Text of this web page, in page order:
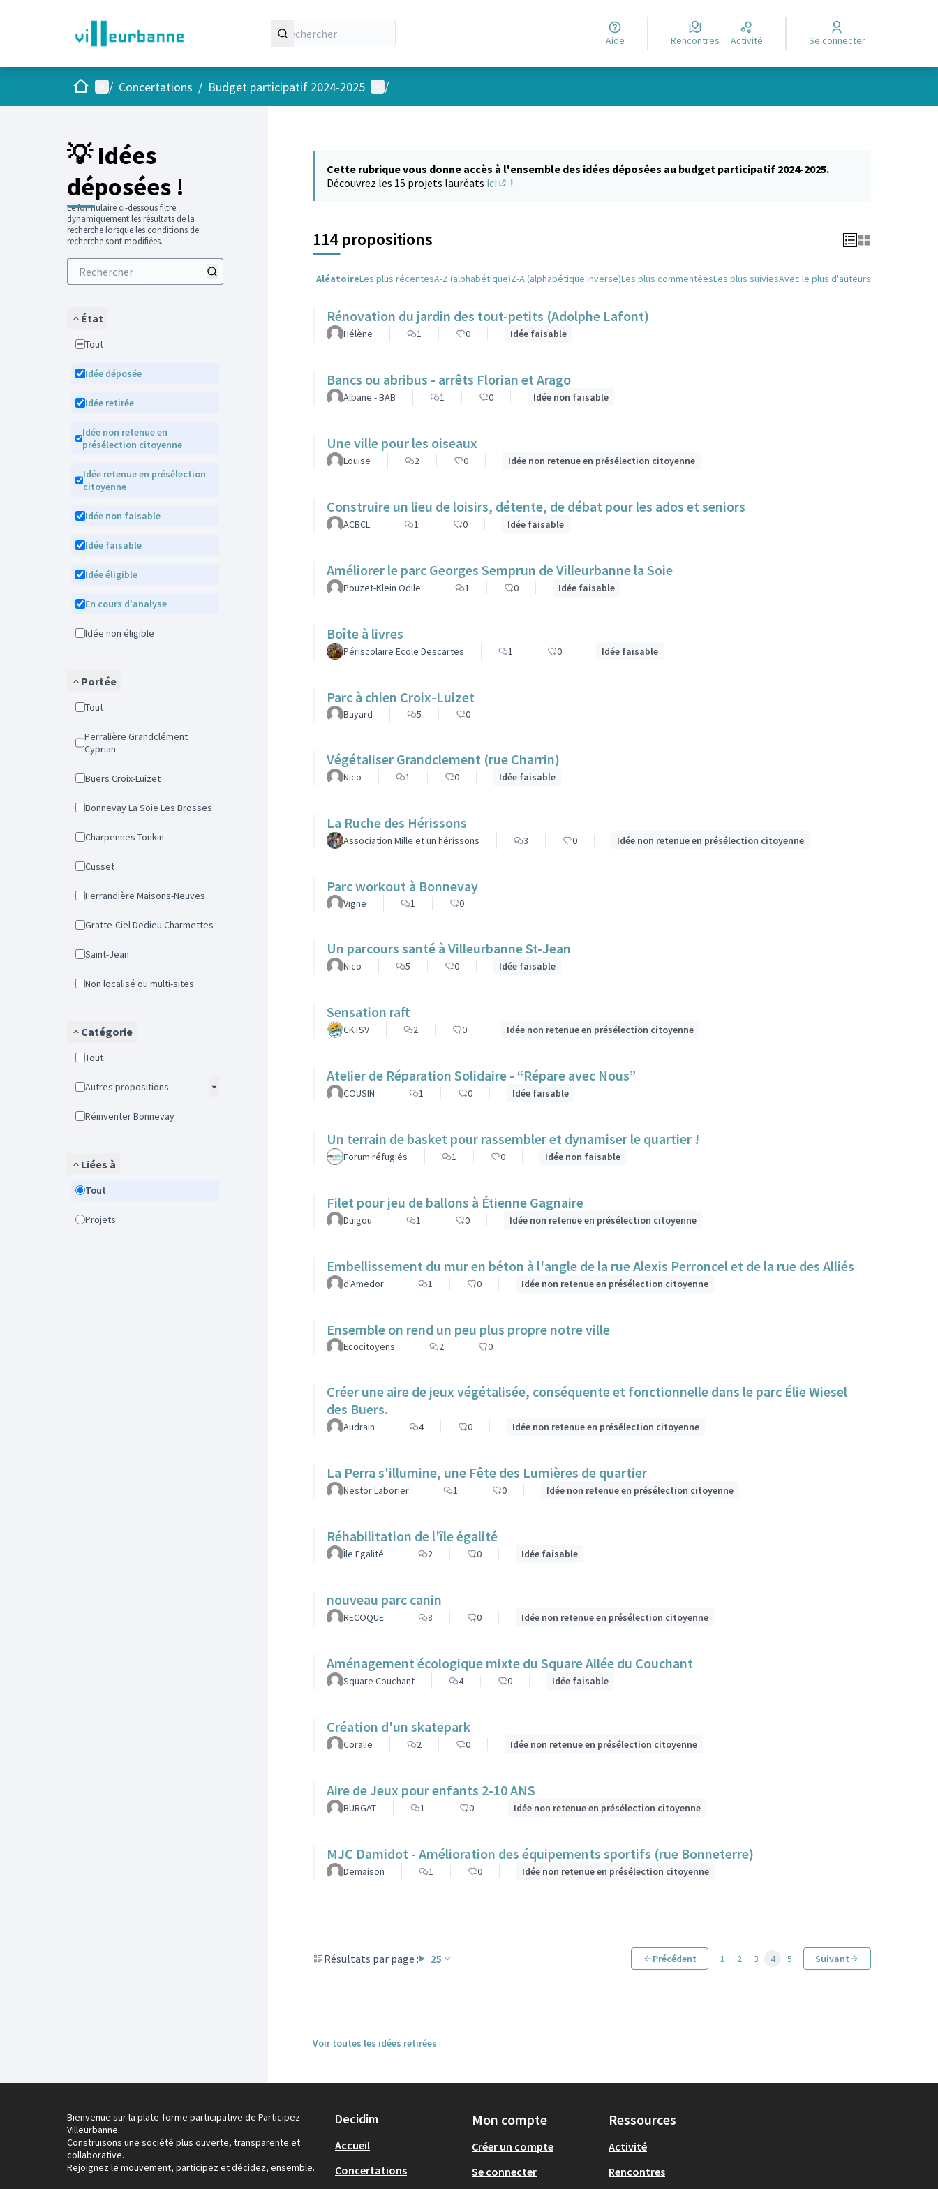
Aide Rencontres Activité Se connecter
AccueilMenu principal
/ Concertations / Budget participatif 2024-2025 Menu utilisateur
/
💡 Idées
déposées !
Le formulaire ci-dessous filtre
dynamiquement les résultats de la
recherche lorsque les conditions de
recherche sont modifiées.
État
Tout
Idée déposée
Idée retirée
Idée non retenue en
présélection citoyenne
Idée retenue en présélection
citoyenne
Idée non faisable
Idée faisable
Idée éligible
En cours d'analyse
Idée non éligible
Portée
Tout
Perralière Grandclément
Cyprian
Buers Croix-Luizet
Bonnevay La Soie Les Brosses
Charpennes Tonkin
Cusset
Ferrandière Maisons-Neuves
Gratte-Ciel Dedieu Charmettes
Saint-Jean
Non localisé ou multi-sites
Catégorie
Tout
Autres propositions
Réinventer Bonnevay
Liées à
Tout
Projets
Cette rubrique vous donne accès à l'ensemble des idées déposées au budget participatif 2024-2025.
Découvrez les 15 projets lauréats ici !
114 propositions
AléatoireLes plus récentesA-Z (alphabétique)Z-A (alphabétique inverse)Les plus commentéesLes plus suiviesAvec le plus d'auteurs
Rénovation du jardin des tout-petits (Adolphe Lafont)
Hélène 1 0 Idée faisable
Bancs ou abribus - arrêts Florian et Arago
Albane - BAB 1 0 Idée non faisable
Une ville pour les oiseaux
Louise 2 0 Idée non retenue en présélection citoyenne
Construire un lieu de loisirs, détente, de débat pour les ados et seniors
ACBCL 1 0 Idée faisable
Améliorer le parc Georges Semprun de Villeurbanne la Soie
Pouzet-Klein Odile 1 0 Idée faisable
Boîte à livres
Périscolaire Ecole Descartes 1 0 Idée faisable
Parc à chien Croix-Luizet
Bayard 5 0
Végétaliser Grandclement (rue Charrin)
Nico 1 0 Idée faisable
La Ruche des Hérissons
Association Mille et un hérissons 3 0 Idée non retenue en présélection citoyenne
Parc workout à Bonnevay
Vigne 1 0
Un parcours santé à Villeurbanne St-Jean
Nico 5 0 Idée faisable
Sensation raft
CKTSV 2 0 Idée non retenue en présélection citoyenne
Atelier de Réparation Solidaire - “Répare avec Nous”
COUSIN 1 0 Idée faisable
Un terrain de basket pour rassembler et dynamiser le quartier !
Forum réfugiés 1 0 Idée non faisable
Filet pour jeu de ballons à Étienne Gagnaire
Duigou 1 0 Idée non retenue en présélection citoyenne
Embellissement du mur en béton à l'angle de la rue Alexis Perroncel et de la rue des Alliés
d'Amedor 1 0 Idée non retenue en présélection citoyenne
Ensemble on rend un peu plus propre notre ville
Ecocitoyens 2 0
Créer une aire de jeux végétalisée, conséquente et fonctionnelle dans le parc Élie Wiesel
des Buers.
Audrain 4 0 Idée non retenue en présélection citoyenne
La Perra s'illumine, une Fête des Lumières de quartier
Nestor Laborier 1 0 Idée non retenue en présélection citoyenne
Réhabilitation de l'île égalité
Île Egalité 2 0 Idée faisable
nouveau parc canin
RECOQUE 8 0 Idée non retenue en présélection citoyenne
Aménagement écologique mixte du Square Allée du Couchant
Square Couchant 4 0 Idée faisable
Création d'un skatepark
Coralie 2 0 Idée non retenue en présélection citoyenne
Aire de Jeux pour enfants 2-10 ANS
BURGAT 1 0 Idée non retenue en présélection citoyenne
MJC Damidot - Amélioration des équipements sportifs (rue Bonneterre)
Demaison 1 0 Idée non retenue en présélection citoyenne
Résultats par page : 25 Précédent 1 2 3 4 5 Suivant
Voir toutes les idées retirées
Bienvenue sur la plate-forme participative de Participez
Villeurbanne.
Construisons une société plus ouverte, transparente et
collaborative.
Rejoignez le mouvement, participez et décidez, ensemble.
Decidim
Accueil
Concertations
Mon compte
Créer un compte
Se connecter
Ressources
Activité
Rencontres